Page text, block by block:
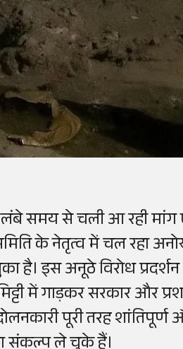
लंबे समय से चली आ रही मांग
के नेतृत्व में चल रहा
है। इस अनूठे विरोध
में गाड़कर सरकार और
पूरी तरह शांतिपूर्ण